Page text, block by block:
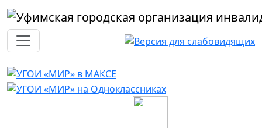
Перейти к основному содержанию